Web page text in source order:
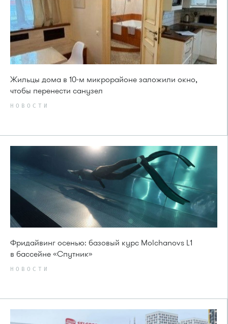
Жильцы дома в 10-м микрорайоне заложили окно,
чтобы перенести санузел
НОВОСТИ
Фридайвинг осенью: базовый курс Molchanovs L1
в бассейне «Спутник»
НОВОСТИ